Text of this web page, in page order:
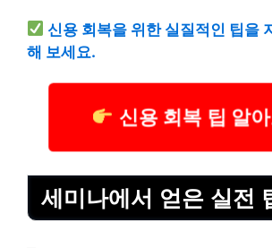
신용 회복을 위한 실질적인 팁을
해 보세요.
신용 회복 팁 알아
세미나에서 얻은 실전